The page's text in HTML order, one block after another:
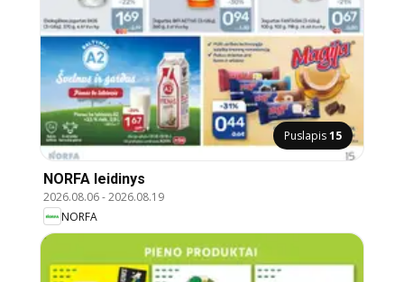
Puslapis15
NORFA leidinys
2026.08.06-2026.08.19
NORFA